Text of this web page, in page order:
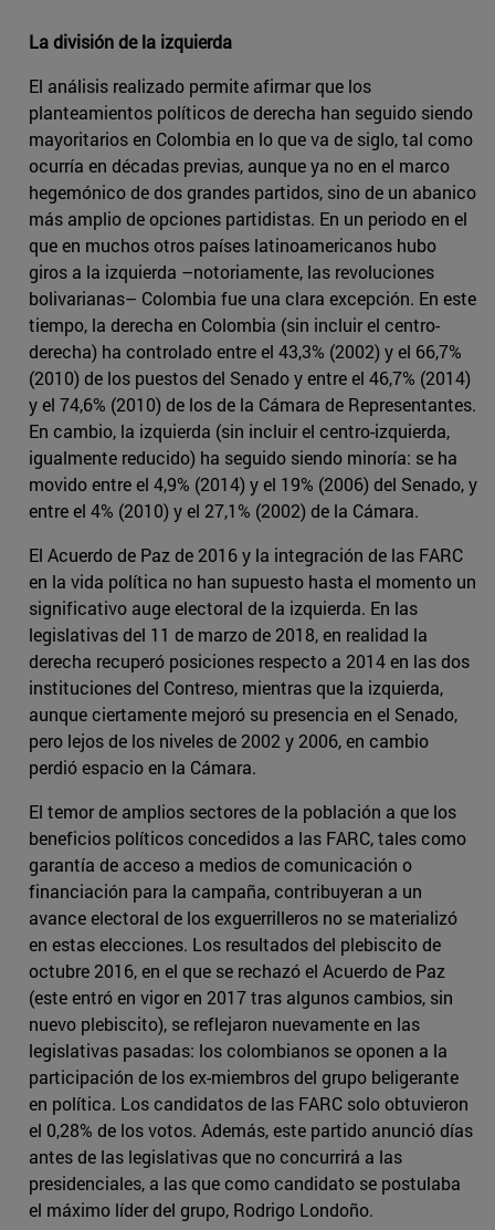
La división de la izquierda
El análisis realizado permite afirmar que los
planteamientos políticos de derecha han seguido siendo
mayoritarios en Colombia en lo que va de siglo, tal como
ocurría en décadas previas, aunque ya no en el marco
hegemónico de dos grandes partidos, sino de un abanico
más amplio de opciones partidistas. En un periodo en el
que en muchos otros países latinoamericanos hubo
giros a la izquierda –notoriamente, las revoluciones
bolivarianas– Colombia fue una clara excepción. En este
tiempo, la derecha en Colombia (sin incluir el centro-
derecha) ha controlado entre el 43,3% (2002) y el 66,7%
(2010) de los puestos del Senado y entre el 46,7% (2014)
y el 74,6% (2010) de los de la Cámara de Representantes.
En cambio, la izquierda (sin incluir el centro-izquierda,
igualmente reducido) ha seguido siendo minoría: se ha
movido entre el 4,9% (2014) y el 19% (2006) del Senado, y
entre el 4% (2010) y el 27,1% (2002) de la Cámara.
El Acuerdo de Paz de 2016 y la integración de las FARC
en la vida política no han supuesto hasta el momento un
significativo auge electoral de la izquierda. En las
legislativas del 11 de marzo de 2018, en realidad la
derecha recuperó posiciones respecto a 2014 en las dos
instituciones del Contreso, mientras que la izquierda,
aunque ciertamente mejoró su presencia en el Senado,
pero lejos de los niveles de 2002 y 2006, en cambio
perdió espacio en la Cámara.
El temor de amplios sectores de la población a que los
beneficios políticos concedidos a las FARC, tales como
garantía de acceso a medios de comunicación o
financiación para la campaña, contribuyeran a un
avance electoral de los exguerrilleros no se materializó
en estas elecciones. Los resultados del plebiscito de
octubre 2016, en el que se rechazó el Acuerdo de Paz
(este entró en vigor en 2017 tras algunos cambios, sin
nuevo plebiscito), se reflejaron nuevamente en las
legislativas pasadas: los colombianos se oponen a la
participación de los ex-miembros del grupo beligerante
en política. Los candidatos de las FARC solo obtuvieron
el 0,28% de los votos. Además, este partido anunció días
antes de las legislativas que no concurrirá a las
presidenciales, a las que como candidato se postulaba
el máximo líder del grupo, Rodrigo Londoño.